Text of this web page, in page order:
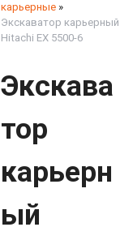
карьерные »
Экскаватор карьерный
Hitachi EX 5500-6
Экскава
тор
карьерн
ый